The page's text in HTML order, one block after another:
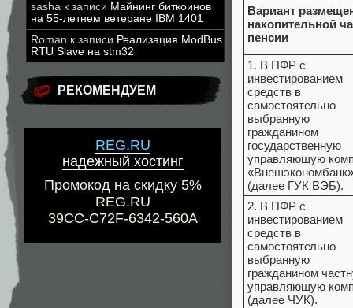
sasha к записи Майнинг биткоинов
на 55-летнем ветеране IBM 1401
Roman к записи Реализация ModBus
RTU Slave на stm32
РЕКОМЕНДУЕМ
REG.RU
надежный хостинг
Промокод на скидку 5%
REG.RU
39CC-C72F-6342-560A
Вариант
накопительной
пенсии
1. В ПФР с
инвестированием
средств в
самостоятельно
выбранную
гражданином
государственную
управляющую
«Внешэкономбанк»
(далее ГУК ВЭБ).
2. В ПФР с
инвестированием
средств в
самостоятельно
выбранную
гражданином
управляющую
(далее ЧУК).